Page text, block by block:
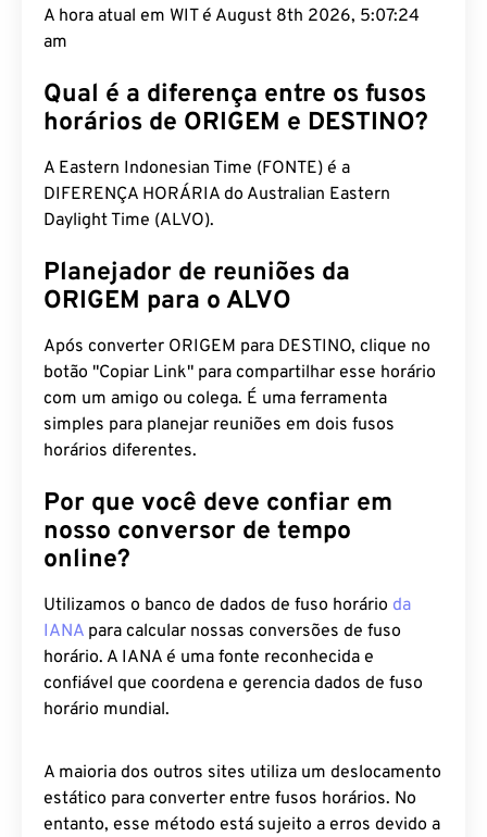
A hora atual em WIT é August 8th 2026, 5:07:25
am
Qual é a diferença entre os fusos
horários de ORIGEM e DESTINO?
A Eastern Indonesian Time (FONTE) é a
DIFERENÇA HORÁRIA do Australian Eastern
Daylight Time (ALVO).
Planejador de reuniões da
ORIGEM para o ALVO
Após converter ORIGEM para DESTINO, clique no
botão "Copiar Link" para compartilhar esse horário
com um amigo ou colega. É uma ferramenta
simples para planejar reuniões em dois fusos
horários diferentes.
Por que você deve confiar em
nosso conversor de tempo
online?
Utilizamos o banco de dados de fuso horário da
IANA para calcular nossas conversões de fuso
horário. A IANA é uma fonte reconhecida e
confiável que coordena e gerencia dados de fuso
horário mundial.
A maioria dos outros sites utiliza um deslocamento
estático para converter entre fusos horários. No
entanto, esse método está sujeito a erros devido a